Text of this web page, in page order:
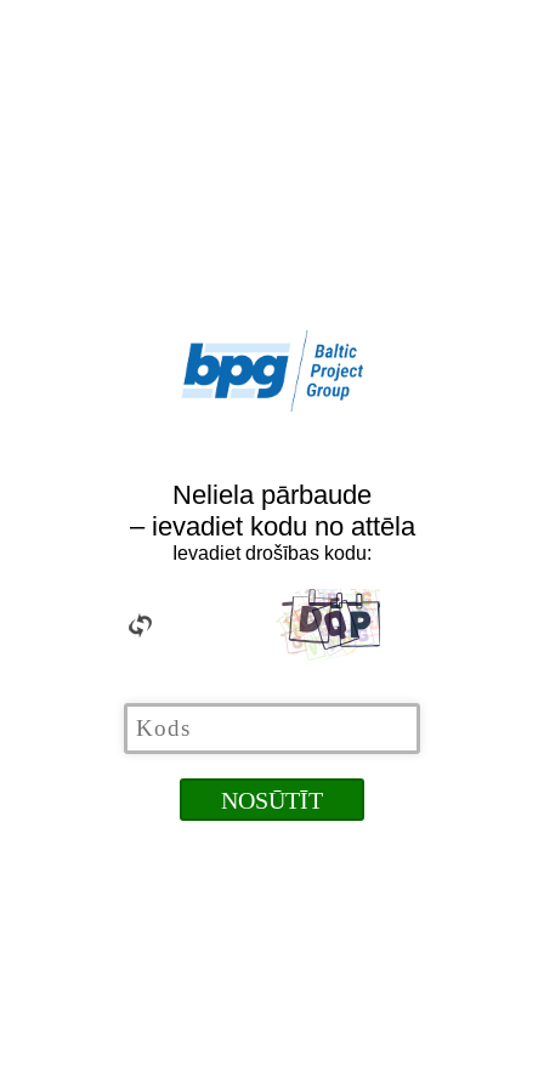
Neliela pārbaude
– ievadiet kodu no attēla
Ievadiet drošības kodu: